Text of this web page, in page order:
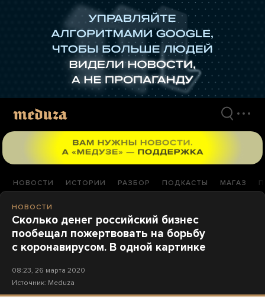
НОВОСТИ ИСТОРИИ РАЗБОР ПОДКАСТЫ МАГАЗ
НОВОСТИ
Сколько денег российский бизнес
пообещал пожертвовать на борьбу
с коронавирусом. В одной картинке
08:23, 26 марта 2020
Источник: Meduza